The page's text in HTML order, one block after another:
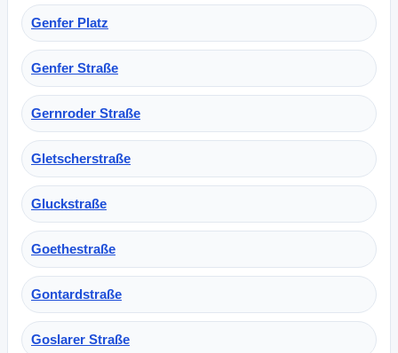
Genfer Platz
Genfer Straße
Gernroder Straße
Gletscherstraße
Gluckstraße
Goethestraße
Gontardstraße
Goslarer Straße